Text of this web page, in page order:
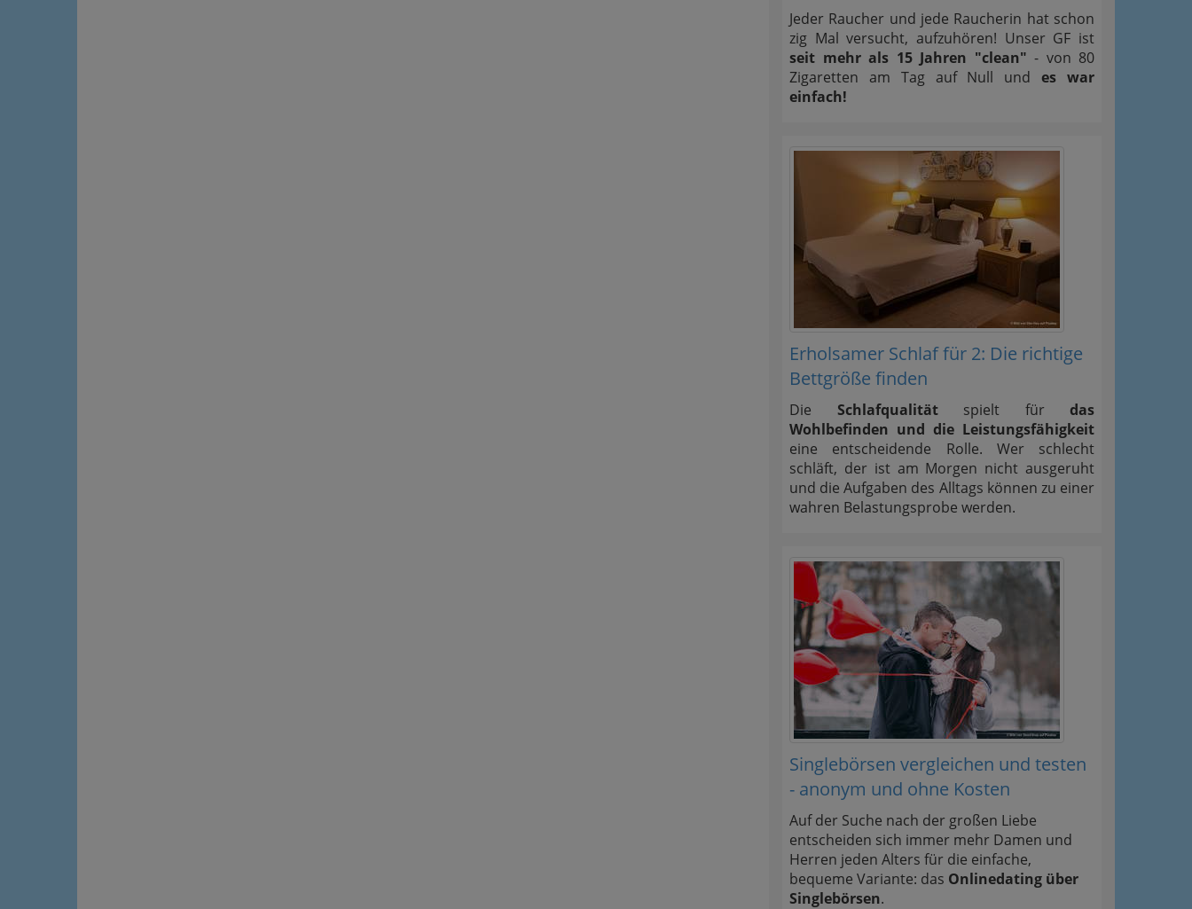
Jeder Raucher und jede Raucherin hat schon
zig Mal versucht, aufzuhören! Unser GF ist
seit mehr als 15 Jahren "clean" - von 80
Zigaretten am Tag auf Null undes war
einfach!
Erholsamer Schlaf für 2: Die richtige
Bettgröße finden
Die Schlafqualitätspielt für das
Wohlbefinden und die Leistungsfähigkeit
eine entscheidende Rolle. Wer schlecht
schläft, der ist am Morgen nicht ausgeruht
und die Aufgaben des Alltags können zu einer
wahren Belastungsprobe werden.
Singlebörsen vergleichen und testen
- anonym und ohne Kosten
Auf der Suche nach der großen Liebe
entscheiden sich immer mehr Damen und
Herren jeden Alters für die einfache,
bequeme Variante: das Onlinedating über
Singlebörsen.